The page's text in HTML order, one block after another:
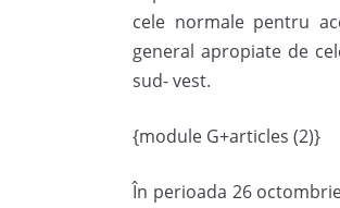
cele normale pentru
general apropiate de
sud- vest.
{module G+articles (2)}
În perioada 26